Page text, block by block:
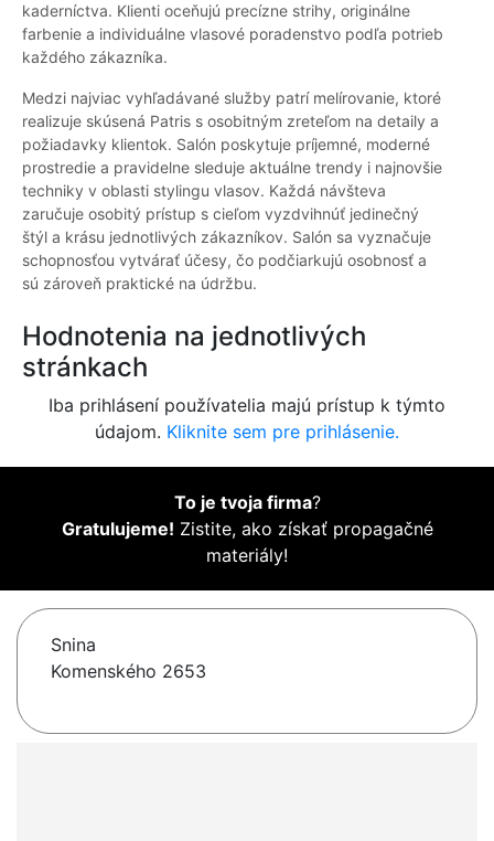
kaderníctva. Klienti oceňujú precízne strihy, originálne
farbenie a individuálne vlasové poradenstvo podľa potrieb
každého zákazníka.
Medzi najviac vyhľadávané služby patrí melírovanie, ktoré
realizuje skúsená Patris s osobitným zreteľom na detaily a
požiadavky klientok. Salón poskytuje príjemné, moderné
prostredie a pravidelne sleduje aktuálne trendy i najnovšie
techniky v oblasti stylingu vlasov. Každá návšteva
zaručuje osobitý prístup s cieľom vyzdvihnúť jedinečný
štýl a krásu jednotlivých zákazníkov. Salón sa vyznačuje
schopnosťou vytvárať účesy, čo podčiarkujú osobnosť a
sú zároveň praktické na údržbu.
Hodnotenia na jednotlivých
stránkach
Iba prihlásení používatelia majú prístup k týmto
údajom. Kliknite sem pre prihlásenie.
To je tvoja firma?
Gratulujeme! Zistite, ako získať propagačné
materiály!
Snina
Komenského 2653